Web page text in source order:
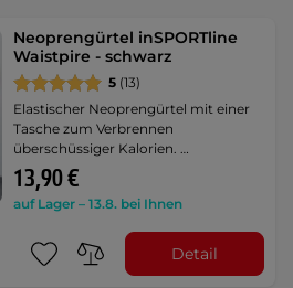
Neoprengürtel inSPORTline
Waistpire - schwarz
5 (13)
Elastischer Neoprengürtel mit einer
Tasche zum Verbrennen
überschüssiger Kalorien. …
13,90 €
auf Lager – 13.8. bei Ihnen
Detail